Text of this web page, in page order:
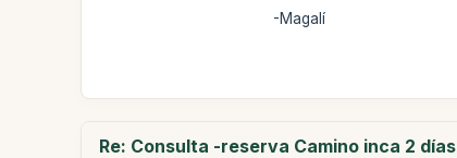
-Magalí
Re: Consulta -reserva Camino inca 2 días